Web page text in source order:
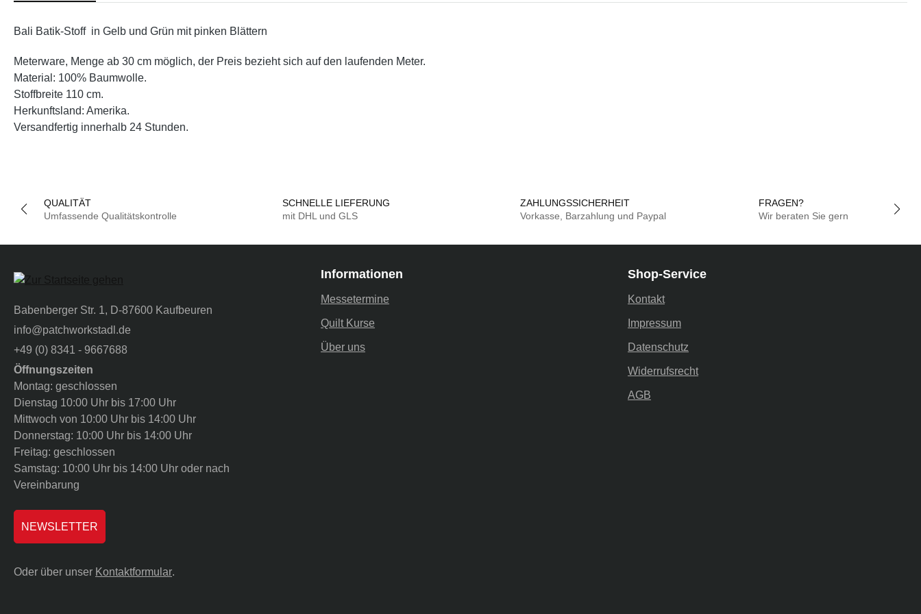
Bali Batik-Stoff in Gelb und Grün mit pinken Blättern
Meterware, Menge ab 30 cm möglich, der Preis bezieht sich auf den laufenden Meter.
Material: 100% Baumwolle.
Stoffbreite 110 cm.
Herkunftsland: Amerika.
Versandfertig innerhalb 24 Stunden.
QUALITÄT
Umfassende Qualitätskontrolle
SCHNELLE LIEFERUNG
mit DHL und GLS
ZAHLUNGSSICHERHEIT
Vorkasse, Barzahlung und Paypal
FRAGEN?
Wir beraten Sie gern
Babenberger Str. 1, D-87600 Kaufbeuren
info@patchworkstadl.de
+49 (0) 8341 - 9667688
Öffnungszeiten
Montag: geschlossen
Dienstag 10:00 Uhr bis 17:00 Uhr
Mittwoch von 10:00 Uhr bis 14:00 Uhr
Donnerstag: 10:00 Uhr bis 14:00 Uhr
Freitag: geschlossen
Samstag: 10:00 Uhr bis 14:00 Uhr oder nach
Vereinbarung
NEWSLETTER
Oder über unser Kontaktformular.
Informationen
Messetermine
Quilt Kurse
Über uns
Shop-Service
Kontakt
Impressum
Datenschutz
Widerrufsrecht
AGB